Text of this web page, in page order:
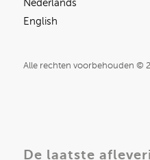
Nederlands
English
Alle rechten voorbehouden ©
De laatste